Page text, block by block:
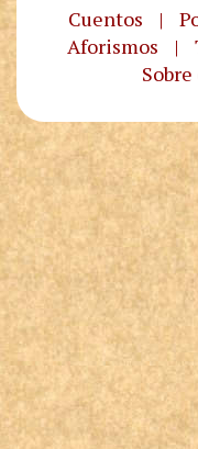
Cuentos |
Aforismos
|